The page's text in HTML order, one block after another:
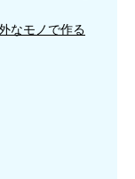
なモノで作る